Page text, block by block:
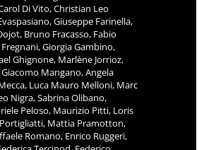
Di Vito, Christian Leo
Giuseppe Farinella,
Bruno Fracasso, Fabio
Giorgia Gambino,
Ghignone, Marlène Jorrioz,
Mangano, Angela
Luca Mauro Melloni, Marc
Nigra, Sabrina Olibano,
Peloso, Maurizio Pitti, Loris
Mattia Pramotton,
Romano, Enrico Ruggeri,